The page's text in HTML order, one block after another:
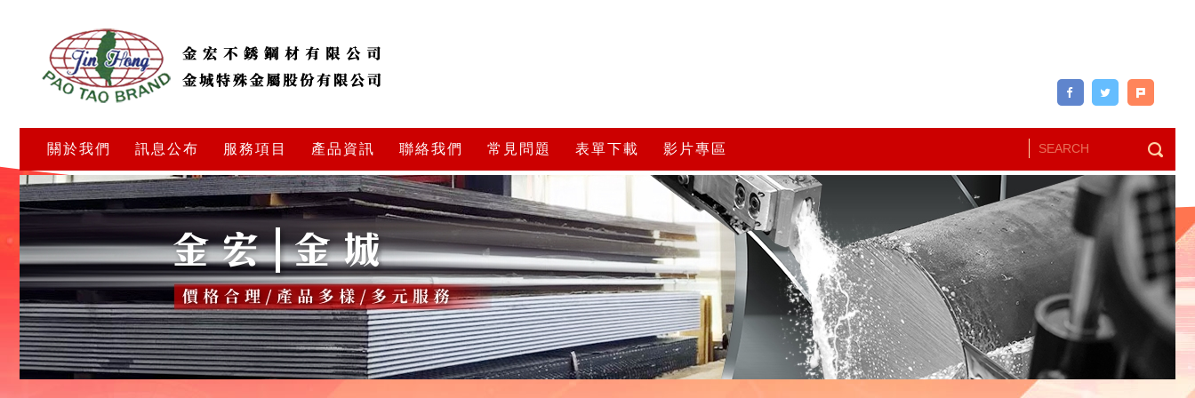
關於我們 訊息公布 服務項目 產品資訊 聯絡我們 常見問題 表單下載 影片專區